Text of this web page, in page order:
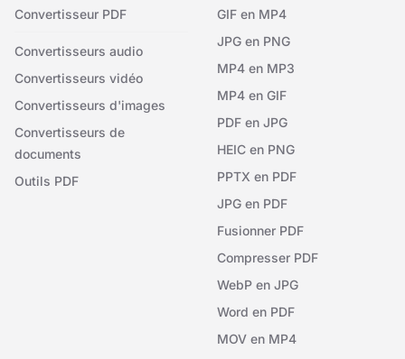
Convertisseur PDF
Convertisseurs audio
Convertisseurs vidéo
Convertisseurs d'images
Convertisseurs de
documents
Outils PDF
GIF en MP4
JPG en PNG
MP4 en MP3
MP4 en GIF
PDF en JPG
HEIC en PNG
PPTX en PDF
JPG en PDF
Fusionner PDF
Compresser PDF
WebP en JPG
Word en PDF
MOV en MP4